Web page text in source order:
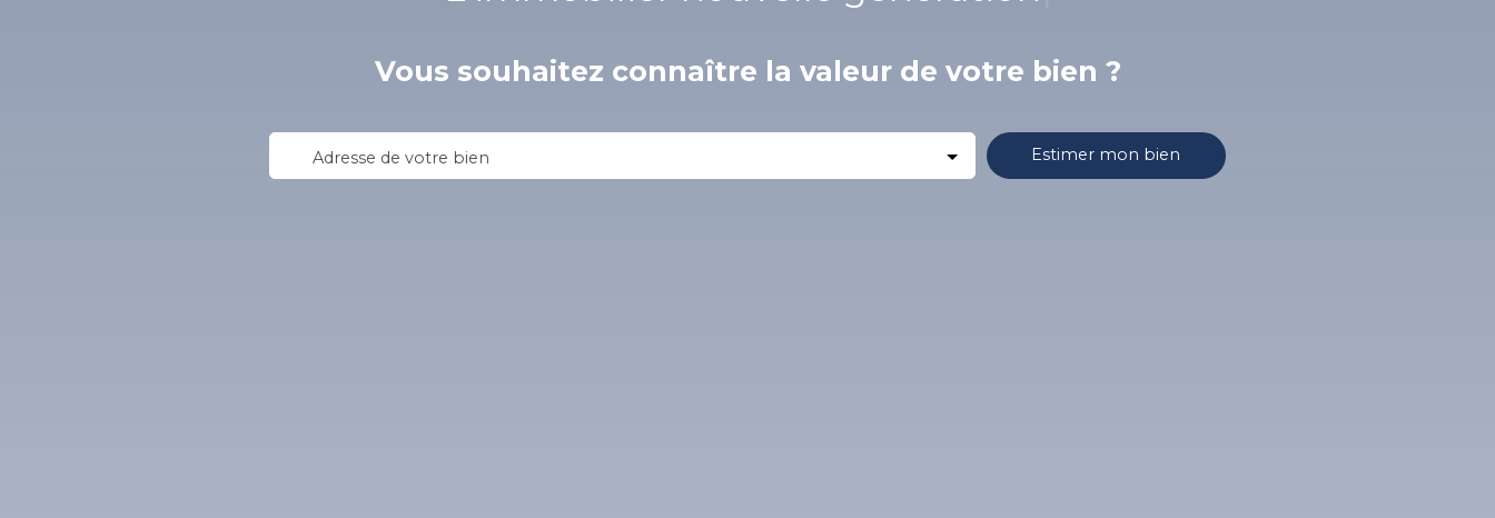
Vous souhaitez connaître la valeur de votre bien ?
Adresse de votre bien Estimer mon bien